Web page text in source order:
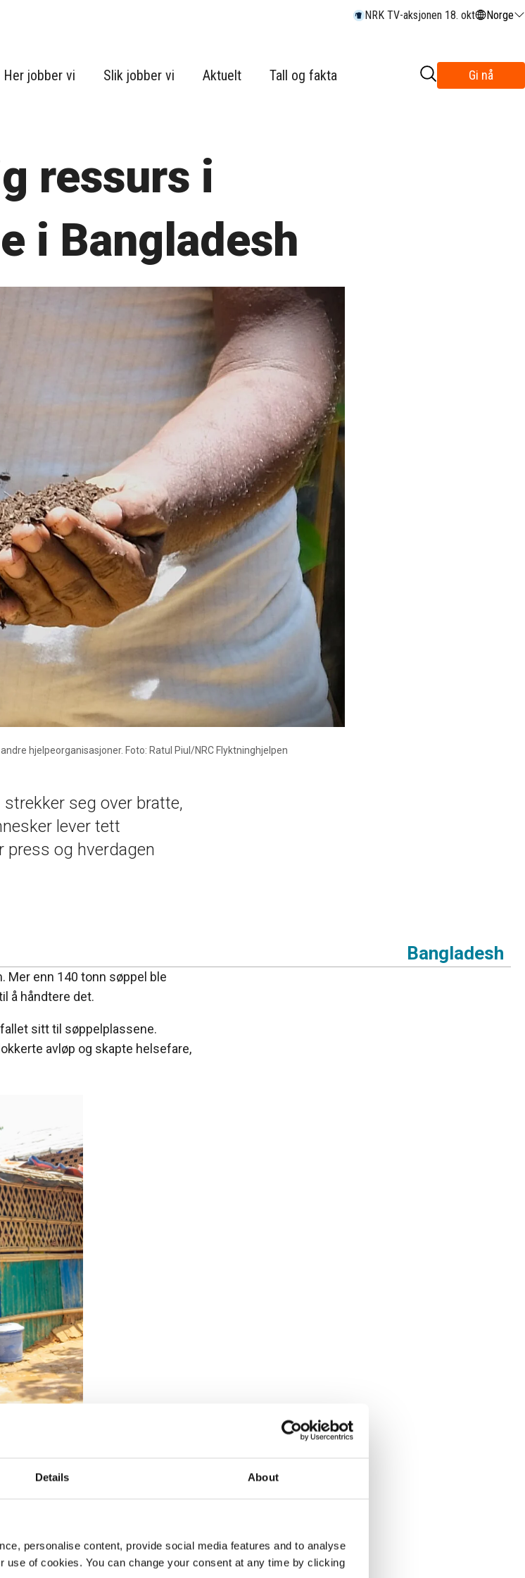
Details About
personalise content, provide social media features and to analyse
of cookies. You can change your consent at any time by clicking
NRK TV-aksjonen 18. okt Norge
Her jobber vi Slik jobber vi Aktuelt Tall og fakta Gi nå
ressurs i
i Bangladesh
hjelpeorganisasjoner. Foto: Ratul Piul/NRC Flyktninghjelpen
strekker seg over bratte,
lever tett
press og hverdagen
Bangladesh
Mer enn 140 tonn søppel ble
å håndtere det.
sitt til søppelplassene.
avløp og skapte helsefare,
av avfall.
og 19 og